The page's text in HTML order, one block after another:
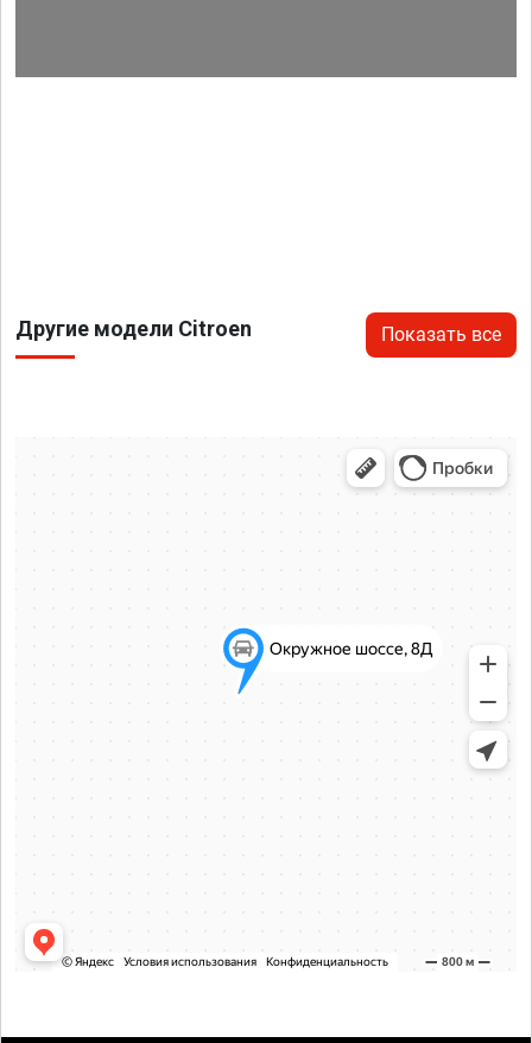
Другие модели Citroen Показать все